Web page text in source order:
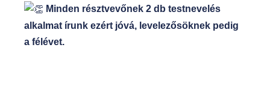
Minden résztvevőnek 2 db testnevelés
alkalmat írunk ezért jóvá, levelezősöknek pedig
a félévet.